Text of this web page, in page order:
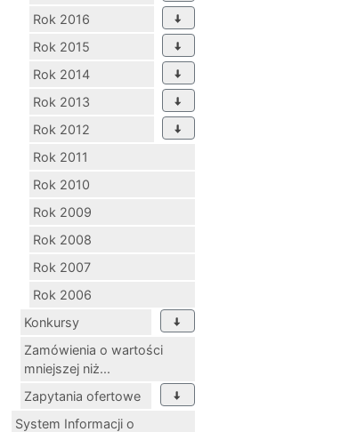
Rok 2016
Rok 2015
Rok 2014
Rok 2013
Rok 2012
Rok 2011
Rok 2010
Rok 2009
Rok 2008
Rok 2007
Rok 2006
Konkursy
Zamówienia o wartości
mniejszej niż...
Zapytania ofertowe
System Informacji o